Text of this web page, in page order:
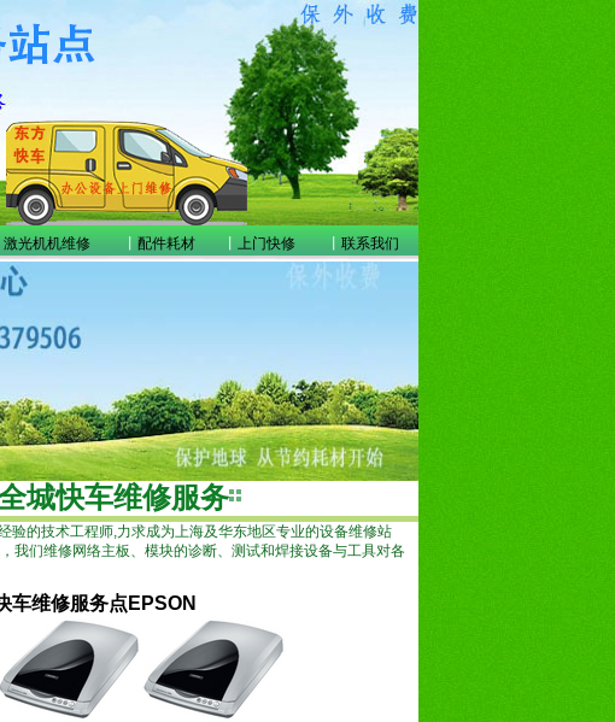
激光机机维修 配件耗材 上门快修 联系我们
城快车维修服务
验的技术工程师,力求成为上海及华东地区专业的设备维修站
我们维修网络主板、模块的诊断、测试和焊接设备与工具对各
车维修服务点EPSON